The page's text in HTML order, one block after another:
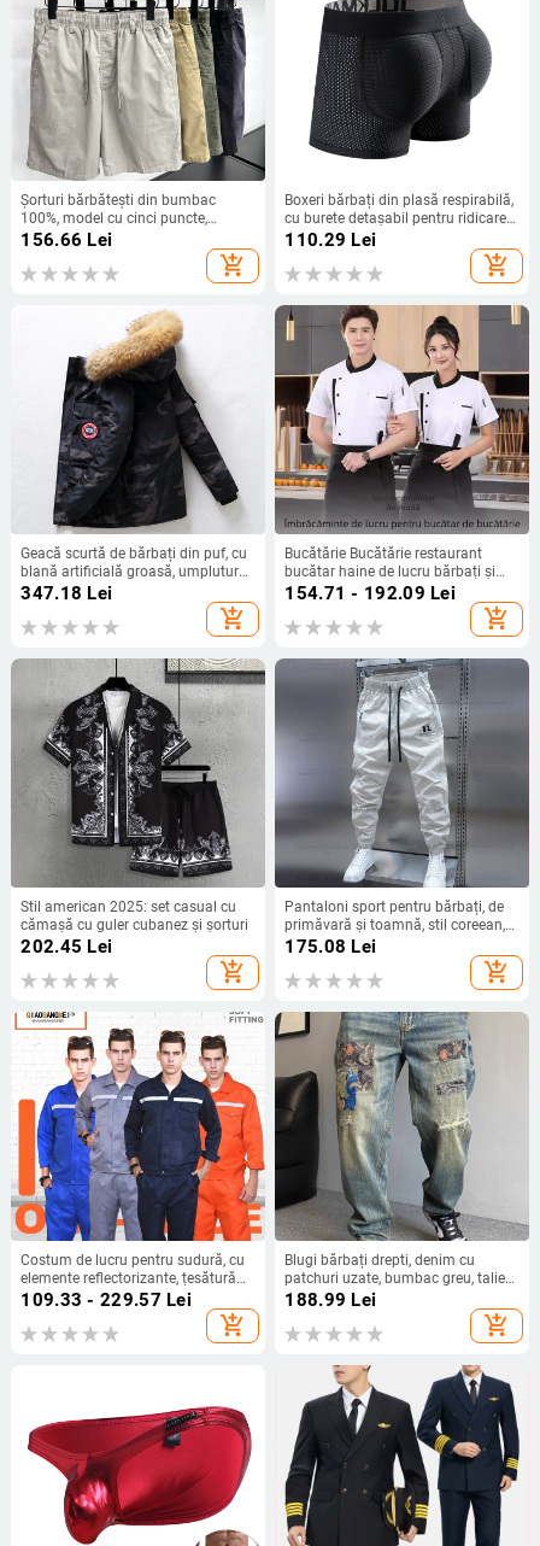
Șorturi bărbătești din bumbac
100%, model cu cinci puncte,
croială lejeră, elasticitate ușoară
156.66 Lei
add_shopping_cart
Boxeri bărbați din plasă respirabilă,
cu burete detașabil pentru ridicarea
feselor
110.29 Lei
add_shopping_cart
Geacă scurtă de bărbați din puf, cu
blană artificială groasă, umplutură
din puf de rață alb, 86–90% cașmir,
rezistentă la frig
347.18 Lei
add_shopping_cart
Bucătărie Bucătărie restaurant
bucătar haine de lucru bărbați și
femei mânecă lungă mânecă
scurtă hotel cantină restaurant
bucătar haine primăvară și toamnă
154.71 - 192.09 Lei
add_shopping_cart
Stil american 2025: set casual cu
cămașă cu guler cubanez și șorturi
202.45 Lei
add_shopping_cart
Pantaloni sport pentru bărbați, de
primăvară și toamnă, stil coreean,
cu uscare rapidă, lejeri, cu picior,
Haren, la modă, culoare solidă,
pantaloni all-match
175.08 Lei
add_shopping_cart
Costum de lucru pentru sudură, cu
elemente reflectorizante, țesătură
bumbac-poliester, potrivit pentru
fabrică, pentru toate cele patru
anotimpuri
109.33 - 229.57 Lei
add_shopping_cart
Blugi bărbați drepti, denim cu
patchuri uzate, bumbac greu, talie
medie, fermoar
188.99 Lei
add_shopping_cart